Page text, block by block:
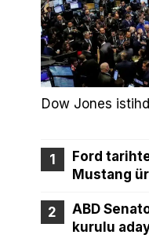
Dow Jones
Ford
Mustang
ABD
kurulu